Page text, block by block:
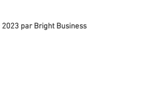
par Bright Business